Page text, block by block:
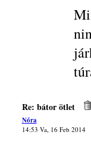
Re: bátor ötlet
Nóra
14:53 Va, 16 Feb 2014